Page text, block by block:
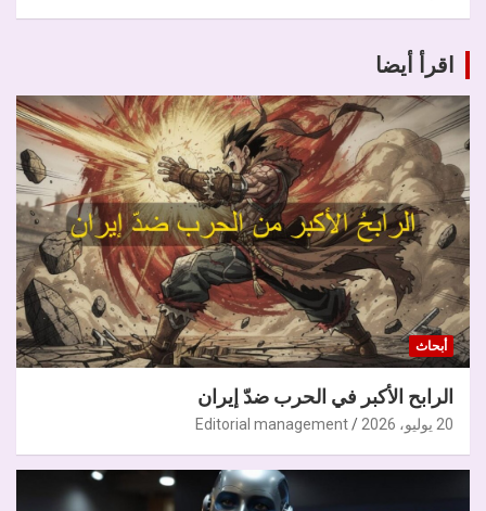
اقرأ أيضا
أبحاث
الرابح الأكبر في الحرب ضدّ إيران
20 يوليو، 2026 Editorial management